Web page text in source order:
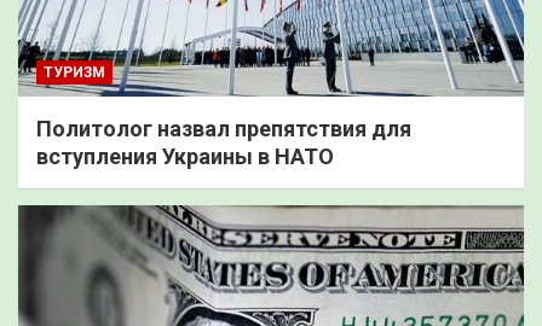
ТУРИЗМ
Политолог назвал препятствия для
вступления Украины в НАТО